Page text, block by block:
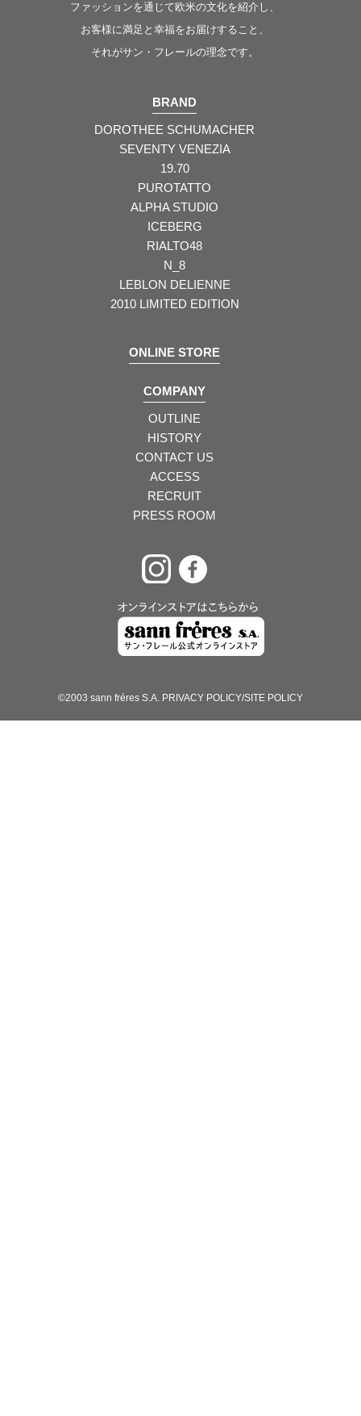
ファッションを通じて欧米の文化を紹介し、
お客様に満足と幸福をお届けすること、
それがサン・フレールの理念です。
BRAND
DOROTHEE SCHUMACHER
SEVENTY VENEZIA
19.70
PUROTATTO
ALPHA STUDIO
ICEBERG
RIALTO48
N_8
LEBLON DELIENNE
2010 LIMITED EDITION
ONLINE STORE
COMPANY
OUTLINE
HISTORY
CONTACT US
ACCESS
RECRUIT
PRESS ROOM
©2003 sann fréres S.A. PRIVACY POLICY/SITE POLICY